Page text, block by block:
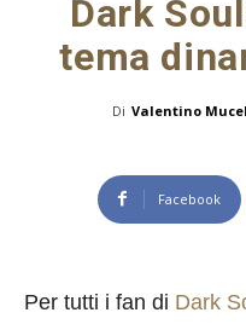
Dark
tema
Di Valentino
Facebook
Per tutti i fan di Dark